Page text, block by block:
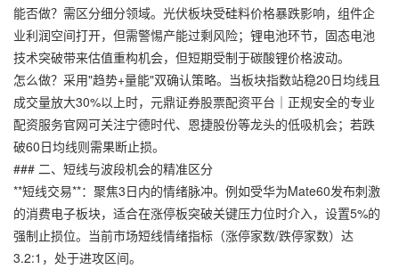
能否做？需区分细分领域。光伏板块受硅料价格暴跌影响，组件企
业利润空间打开，但需警惕产能过剩风险；锂电池环节，固态电池
技术突破带来估值重构机会，但短期受制于碳酸锂价格波动。
怎么做？采用"趋势+量能"双确认策略。当板块指数站稳20日均线且
成交量放大30%以上时， 元鼎证券股票配资平台｜正规安全的专业
配资服务官网可关注宁德时代、恩捷股份等龙头的低吸机会；若跌
破60日均线则需果断止损。
### 二、短线与波段机会的精准区分
**短线交易**：聚焦3日内的情绪脉冲。例如受华为Mate60发布刺激
的消费电子板块，适合在涨停板突破关键压力位时介入，设置5%的
强制止损位。当前市场短线情绪指标（涨停家数/跌停家数）达
3.2:1，处于进攻区间。